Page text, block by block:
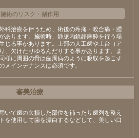
施術のリスク ・ 副作用
科治療を伴うため、術後の疼痛・咬合痛・腫
あります。施術時、静脈内鎮静麻酔を行う場
じる事があります。上部の人工歯や土台（ア
、欠けたりゆるんだりする事があります。ま
様に周囲の骨は歯周病のように吸収を起こす
メインテナンスは必須です。
審美治療
いて⻭の⽋損した部位を補ったり⻭列を整え
を使⽤して⻭を漂⽩するなどして、美しい⼝